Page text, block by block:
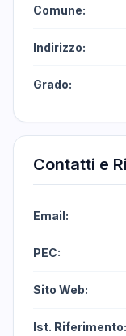
Comune:
Indirizzo:
Grado:
Contatti e
Email:
PEC:
Sito Web:
Ist. Riferimento: